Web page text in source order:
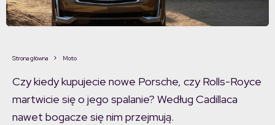
Strona główna Moto
Czy kiedy kupujecie nowe Porsche, czy Rolls-Royce
martwicie się o jego spalanie? Według Cadillaca
nawet bogacze się nim przejmują.